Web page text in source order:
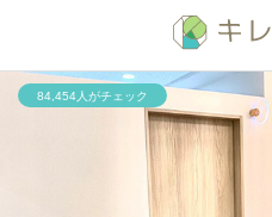
84,454人がチェック